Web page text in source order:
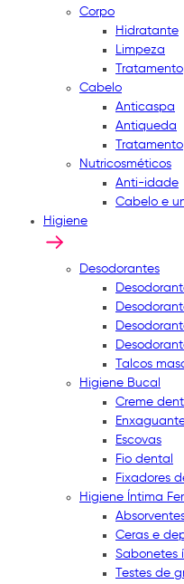
Corpo
Hidratante
Limpeza
Tratamento
Cabelo
Anticaspa
Antiqueda
Tratamento
Nutricosméticos
Anti-idade
Cabelo e
Higiene
Desodorantes
Talcos
Higiene Bucal
Creme
Escovas
Fio dental
Fixadores
Higiene Íntima
Ceras e
Sabonetes
Testes de